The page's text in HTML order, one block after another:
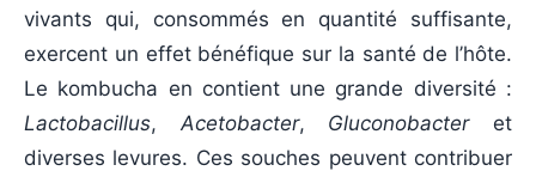
vivants qui, consommés en quantité suffisante,
exercent un effet bénéfique sur la santé de l’hôte.
Le kombucha en contient une grande diversité :
Lactobacillus, Acetobacter, Gluconobacteret
diverses levures. Ces souches peuvent contribuer